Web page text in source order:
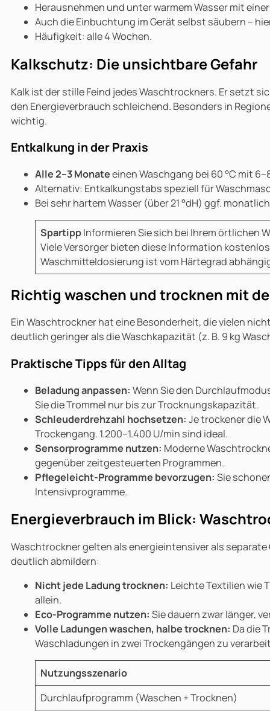
Herausnehmen und unter warmem Wasser mit
Auch die Einbuchtung im Gerät selbst säubern –
Häufigkeit: alle 4 Wochen.
Kalkschutz: Die unsichtbare Gefahr
Kalk ist der stille Feind jedes Waschtrockners. Er setzt
den Energieverbrauch schleichend. Besonders in
wichtig.
Entkalkung in der Praxis
Alle 2–3 Monateeinen Waschgang bei 60 °C mit
Alternativ: Entkalkungstabs speziell für
Bei sehr hartem Wasser (über 21 °dH) ggf.
SpartippInformieren Sie sich bei Ihrem örtlichen
Viele Versorger bieten diese Information
Waschmitteldosierung ist vom Härtegrad
Richtig waschen und trocknen mit
Ein Waschtrockner hat eine Besonderheit, die vielen
deutlich geringer als die Waschkapazität (z. B. 9 kg
Praktische Tipps für den Alltag
Beladung anpassen: Wenn Sie den
Sie die Trommel nur bis zur Trocknungskapazität.
Schleuderdrehzahl hochsetzen: Je trockener die
Trockengang. 1.200–1.400 U/min sind ideal.
Sensorprogramme nutzen: Moderne
gegenüber zeitgesteuerten Programmen.
Pflegeleicht-Programme bevorzugen: Sie
Intensivprogramme.
Energieverbrauch im Blick:
Waschtrockner gelten als energieintensiver als
deutlich abmildern:
Nicht jede Ladung trocknen: Leichte Textilien wie
allein.
Eco-Programme nutzen: Sie dauern zwar länger,
Volle Ladungen waschen, halbe trocknen: Da die
Waschladungen in zwei Trockengängen zu
Nutzungsszenario
Durchlaufprogramm (Waschen + Trocknen)